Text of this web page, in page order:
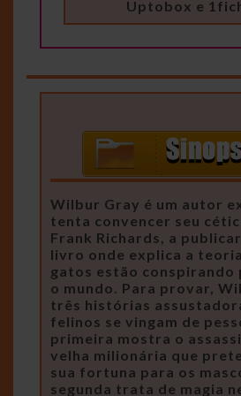
Uptobox e
Wilbur Gray é um autor
tenta convencer seu
Frank Richards, a
livro onde explica a
gatos estão conspirando
o mundo. Para provar,
três histórias
felinos se vingam de
primeira mostra o
velha milionária que
sua fortuna para os
segunda trata de magia